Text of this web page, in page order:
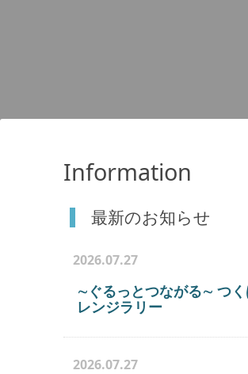
Information
最新のお知らせ
2026.07.27
∼ぐるっとつながる∼ つく
レンジラリー
2026.07.27